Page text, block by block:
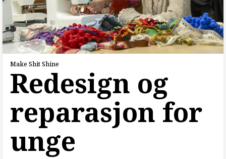
Make Shit Shine
Redesign og
reparasjon for
unge